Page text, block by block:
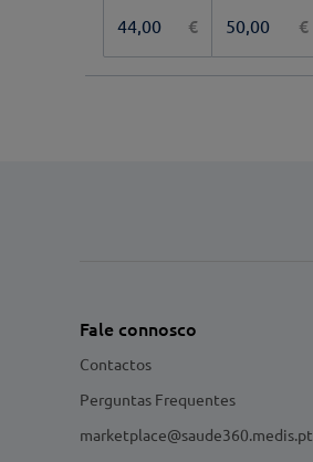
€ €
Fale connosco
Contactos
Perguntas Frequentes
marketplace@saude360.medis.pt